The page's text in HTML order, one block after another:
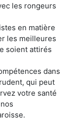
les rongeurs
en matière
les meilleures
soient attirés
dans
qui peut
votre santé